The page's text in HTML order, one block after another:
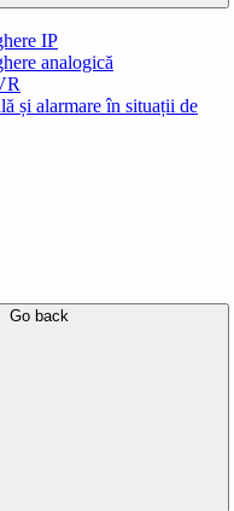
IP
analogică
și alarmare în situații de
Go back